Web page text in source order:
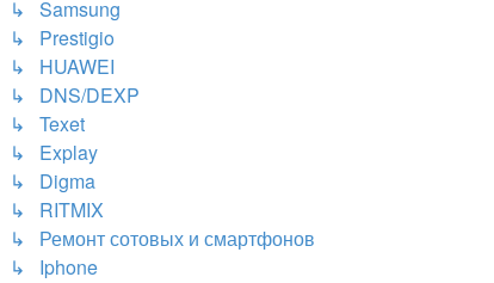
↳ Samsung
↳ Prestigio
↳ HUAWEI
↳ DNS/DEXP
↳ Texet
↳ Explay
↳ Digma
↳ RITMIX
↳ Ремонт сотовых и смартфонов
↳ Iphone